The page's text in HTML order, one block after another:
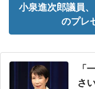
小泉進次郎議員
のプレ
「
さ